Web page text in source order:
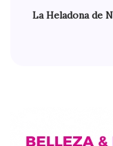
La Heladona de